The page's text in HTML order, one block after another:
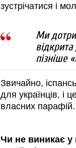
зустрічатися і
Ми
пізніше
Звичайно,
для українців, і
власних парафій.
Чи не виникає